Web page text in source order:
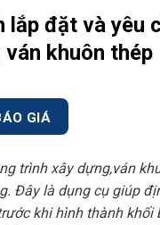
lắp đặt và yêu
khuôn thép
GIÁ
trình xây dựng,ván
Đây là dụng cụ giúp
khi hình thành khối